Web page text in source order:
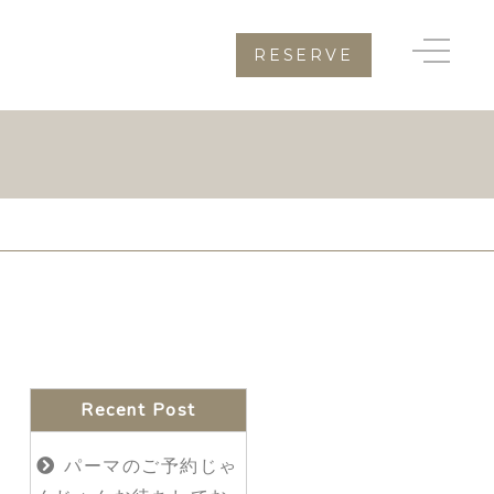
RESERVE
Recent Post
パーマのご予約じゃ